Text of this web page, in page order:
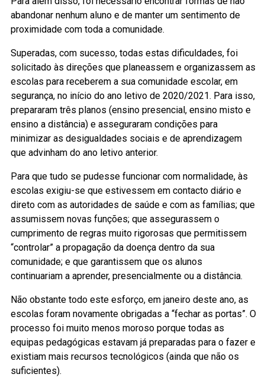
abandonar nenhum aluno e de manter um sentimento de
proximidade com toda a comunidade.
Superadas, com sucesso, todas estas dificuldades, foi
solicitado às direções que planeassem e organizassem as
escolas para receberem a sua comunidade escolar, em
segurança, no início do ano letivo de 2020/2021. Para isso,
prepararam três planos (ensino presencial, ensino misto e
ensino a distância) e asseguraram condições para
minimizar as desigualdades sociais e de aprendizagem
que advinham do ano letivo anterior.
Para que tudo se pudesse funcionar com normalidade, às
escolas exigiu-se que estivessem em contacto diário e
direto com as autoridades de saúde e com as famílias; que
assumissem novas funções; que assegurassem o
cumprimento de regras muito rigorosas que permitissem
“controlar” a propagação da doença dentro da sua
comunidade; e que garantissem que os alunos
continuariam a aprender, presencialmente ou a distância.
Não obstante todo este esforço, em janeiro deste ano, as
escolas foram novamente obrigadas a “fechar as portas”. O
processo foi muito menos moroso porque todas as
equipas pedagógicas estavam já preparadas para o fazer e
existiam mais recursos tecnológicos (ainda que não os
suficientes).